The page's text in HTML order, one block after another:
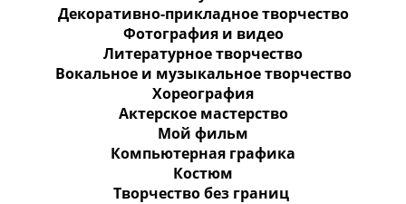
Декоративно-прикладное творчество
Фотография и видео
Литературное творчество
Вокальное и музыкальное творчество
Хореография
Актерское мастерство
Мой фильм
Компьютерная графика
Костюм
Творчество без границ